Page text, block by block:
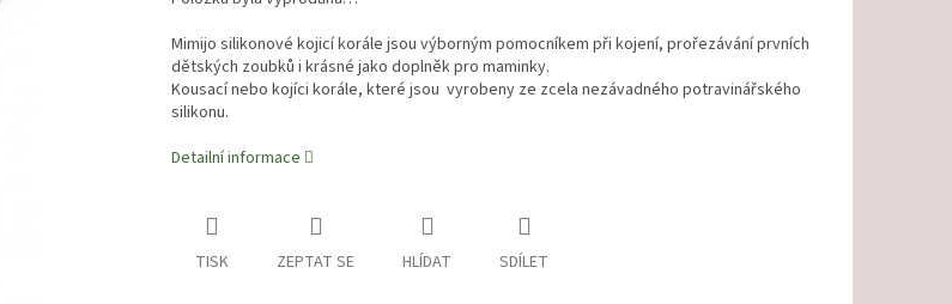
Mimijo silikonové kojicí korále jsou výborným pomocníkem při kojení, prořezávání prvních
dětských zoubků i krásné jako doplněk pro maminky.
Kousací nebo kojíci korále, které jsou vyrobeny ze zcela nezávadného potravinářského
silikonu.
Detailní informace
TISK ZEPTAT SE HLÍDAT SDÍLET